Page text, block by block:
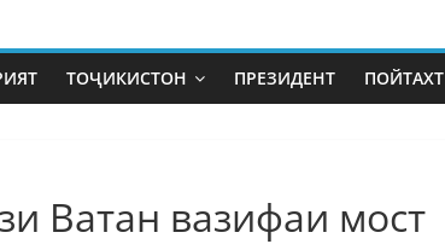
ТОҶИКИСТОН ПРЕЗИДЕНТ ПОЙТАХТ
Ватан вазифаи мост